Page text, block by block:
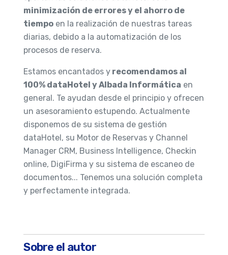
minimización de errores y el ahorro de
tiempo en la realización de nuestras tareas
diarias, debido a la automatización de los
procesos de reserva.
Estamos encantados y recomendamos al
100% dataHotel y Albada Informática en
general. Te ayudan desde el principio y ofrecen
un asesoramiento estupendo. Actualmente
disponemos de su sistema de gestión
dataHotel, su Motor de Reservas y Channel
Manager CRM, Business Intelligence, Checkin
online, DigiFirma y su sistema de escaneo de
documentos... Tenemos una solución completa
y perfectamente integrada.
Sobre el autor